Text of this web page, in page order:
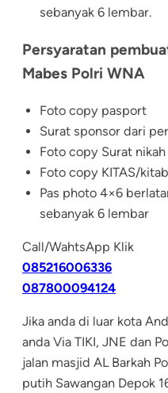
sebanyak 6 lembar.
Persyaratan
Mabes Polri WNA
Foto copy pasport
Surat sponsor dari
Foto copy Surat
Foto copy KITAS/kitab
Pas photo 4×6
sebanyak 6 lembar
Call/WahtsApp Klik
085216006336
087800094124
Jika anda di luar kota
anda Via TIKI, JNE dan
jalan masjid AL Barkah
putih Sawangan Depok